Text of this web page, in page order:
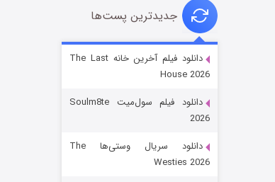
قسمت
جدیدترین پست‌ها
دانلود فیلم آخرین خانه The Last
House 2026
دانلود فیلم سول‌میت Soulm8te
2026
دانلود سریال وستی‌ها The
Westies 2026